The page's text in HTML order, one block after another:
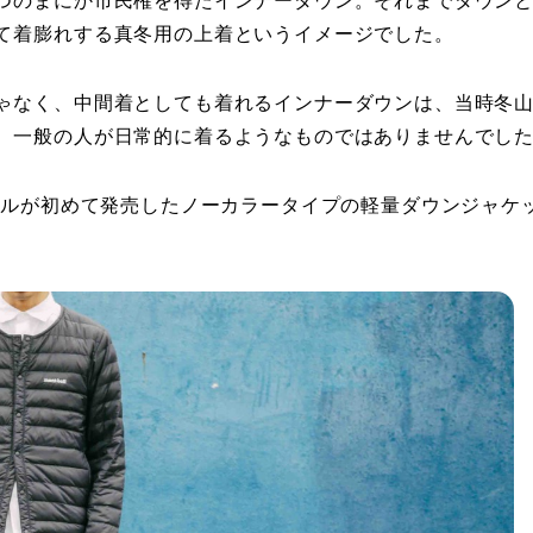
膨れする真冬用の上着というイメージでした。
く、中間着としても着れるインナーダウンは、当時冬
般の人が日常的に着るようなものではありませんでした
が初めて発売したノーカラータイプの軽量ダウンジャケ